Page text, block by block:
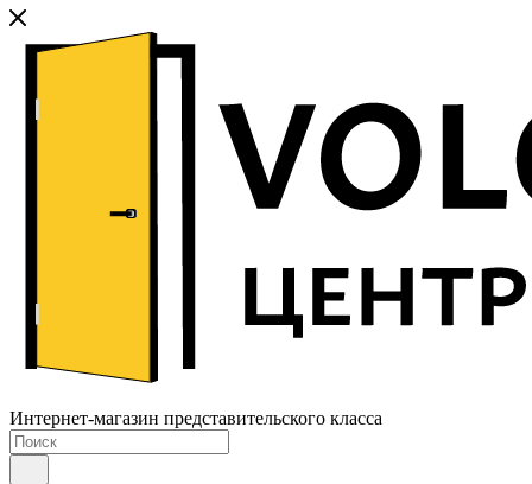
Интернет-магазин представительского класса